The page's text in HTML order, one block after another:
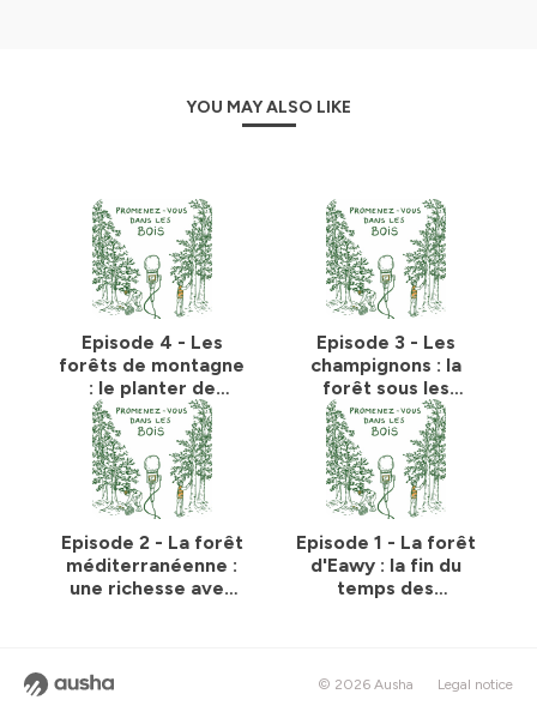
YOU MAY ALSO LIKE
Episode 4 - Les
forêts de montagne
: le planter de
mélèze
Episode 3 - Les
champignons : la
forêt sous les
arbres
Episode 2 - La forêt
méditerranéenne :
une richesse avec
Episode 1 - La forêt
d'Eawy : la fin du
temps des
© 2026 Ausha Legal notice